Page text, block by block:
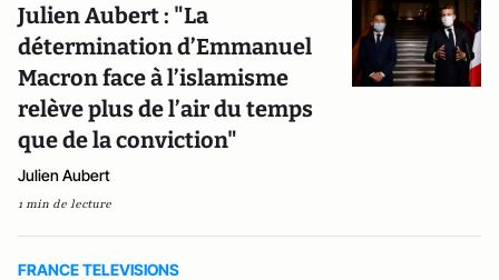
Julien Aubert : "La
détermination d’Emmanuel
Macron face à l’islamisme
relève plus de l’air du temps
que de la conviction"
Julien Aubert
1 min de lecture
FRANCE TELEVISIONS